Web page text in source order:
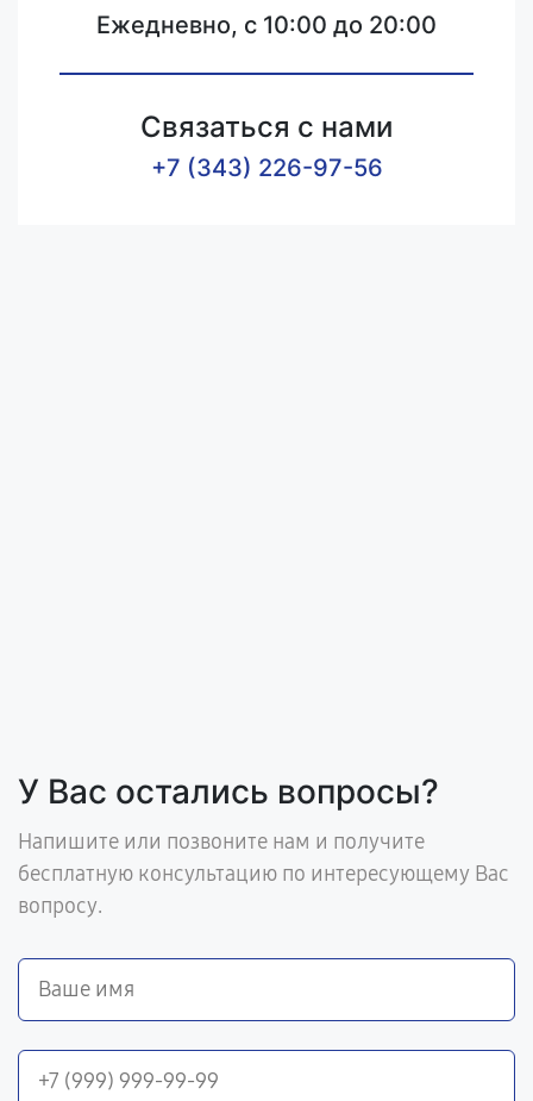
Ежедневно, с 10:00 до 20:00
Связаться с нами
+7 (343) 226-97-56
У Вас остались вопросы?
Напишите или позвоните нам и получите
бесплатную консультацию по интересующему Вас
вопросу.